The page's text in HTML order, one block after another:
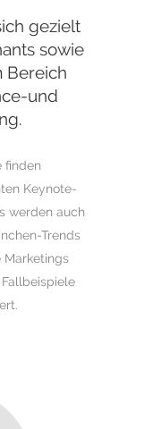
gezielt
sowie
Bereich
und
finden
Keynote-
werden auch
Trends
Marketings